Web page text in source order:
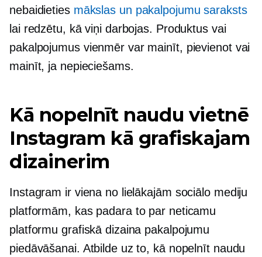
nebaidieties mākslas un pakalpojumu saraksts
lai redzētu, kā viņi darbojas. Produktus vai
pakalpojumus vienmēr var mainīt, pievienot vai
mainīt, ja nepieciešams.
Kā nopelnīt naudu vietnē
Instagram kā grafiskajam
dizainerim
Instagram ir viena no lielākajām sociālo mediju
platformām, kas padara to par neticamu
platformu grafiskā dizaina pakalpojumu
piedāvāšanai. Atbilde uz to, kā nopelnīt naudu